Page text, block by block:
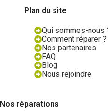
Plan du site
Qui sommes-nous
Comment réparer ?
Nos partenaires
FAQ
Blog
Nous rejoindre
Nos réparations